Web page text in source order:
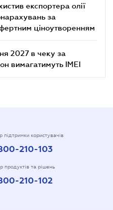
експортера олії
за
ціноутворенням
2027 в чеку за
вимагатимуть IMEI
підтримки користувачів
210-103
продуктів та рішень
210-102